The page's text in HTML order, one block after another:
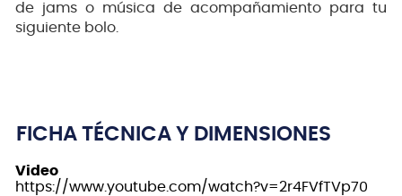
de jams o música de acompañamiento para tu
siguiente bolo.
FICHA TÉCNICA Y DIMENSIONES
Video
https://www.youtube.com/watch?v=2r4FVfTVp70